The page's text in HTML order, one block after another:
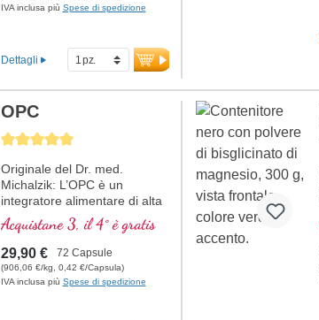
IVA inclusa più Spese di spedizione
Dettagli
Average rating of 5 out of 5 stars
OPC
Originale del Dr. med.
Michalzik: L’OPC è un
integratore alimentare di alta
qualità che contiene 300 mg
di estratto di semi d’uva (Vitis
vinifera) e 50 mg di vitamina
C per dose giornaliera (1
capsula). L’estratto di semi
Acquistane 3, il 4° è gratis
29,90 € 72 Capsule
(906,06 €/kg, 0,42 €/Capsula)
IVA inclusa più Spese di spedizione